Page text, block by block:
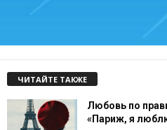
ЧИТАЙТЕ ТАКЖЕ
Любовь по
«Париж, я